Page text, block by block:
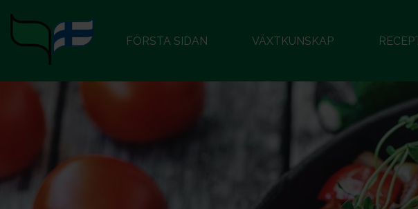
FÖRSTA SIDAN VÄXTKUNSKAP